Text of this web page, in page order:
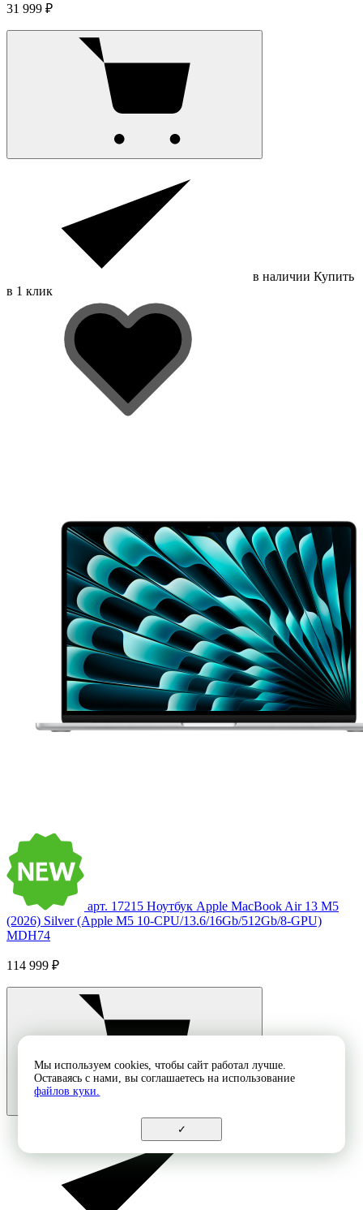
31 999 ₽
в наличии Купить
в 1 клик
арт. 17215 Ноутбук Apple MacBook Air 13 M5
(2026) Silver (Apple M5 10-CPU/13.6/16Gb/512Gb/8-GPU)
MDH74
114 999 ₽
Мы используем cookies, чтобы сайт работал лучше.
Оставаясь с нами, вы соглашаетесь на использование
файлов куки.
✓